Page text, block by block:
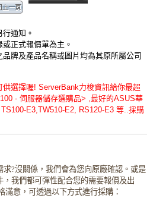
通知。
正式報價單為主。
品牌及產品名稱或圖片均為其原所屬公司
選擇喔! ServerBank力梭資訊給你最超
- 伺服器儲存選購品> ,最好的ASUS華
E3,TW510-E2, RS120-E3 等..採購
?沒關係，我們會為您向原廠確認。或是
我們都可彈性配合您的需要報價及出
滿意，可透過以下方式進行採購：